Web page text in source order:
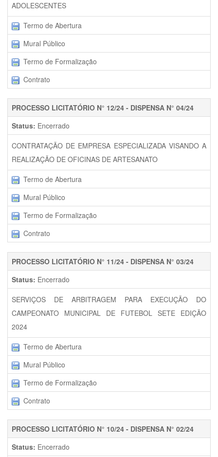
ADOLESCENTES
Termo de Abertura
Mural Público
Termo de Formalização
Contrato
PROCESSO LICITATÓRIO N° 12/24 - DISPENSA N° 04/24
Status: Encerrado
CONTRATAÇÃO DE EMPRESA ESPECIALIZADA VISANDO A
REALIZAÇÃO DE OFICINAS DE ARTESANATO
Termo de Abertura
Mural Público
Termo de Formalização
Contrato
PROCESSO LICITATÓRIO N° 11/24 - DISPENSA N° 03/24
Status: Encerrado
SERVIÇOS DE ARBITRAGEM PARA EXECUÇÃO DO
CAMPEONATO MUNICIPAL DE FUTEBOL SETE EDIÇÃO
2024
Termo de Abertura
Mural Público
Termo de Formalização
Contrato
PROCESSO LICITATÓRIO N° 10/24 - DISPENSA N° 02/24
Status: Encerrado